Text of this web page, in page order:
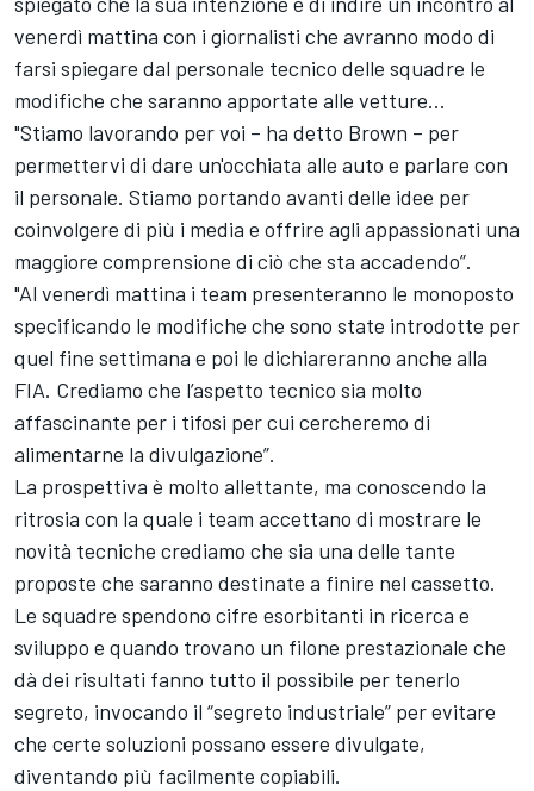
venerdì mattina con i giornalisti che avranno modo di
farsi spiegare dal personale tecnico delle squadre le
modifiche che saranno apportate alle vetture…
"Stiamo lavorando per voi – ha detto Brown – per
permettervi di dare un'occhiata alle auto e parlare con
il personale. Stiamo portando avanti delle idee per
coinvolgere di più i media e offrire agli appassionati una
maggiore comprensione di ciò che sta accadendo”.
"Al venerdì mattina i team presenteranno le monoposto
specificando le modifiche che sono state introdotte per
quel fine settimana e poi le dichiareranno anche alla
FIA. Crediamo che l’aspetto tecnico sia molto
affascinante per i tifosi per cui cercheremo di
alimentarne la divulgazione”.
La prospettiva è molto allettante, ma conoscendo la
ritrosia con la quale i team accettano di mostrare le
novità tecniche crediamo che sia una delle tante
proposte che saranno destinate a finire nel cassetto.
Le squadre spendono cifre esorbitanti in ricerca e
sviluppo e quando trovano un filone prestazionale che
dà dei risultati fanno tutto il possibile per tenerlo
segreto, invocando il “segreto industriale” per evitare
che certe soluzioni possano essere divulgate,
diventando più facilmente copiabili.